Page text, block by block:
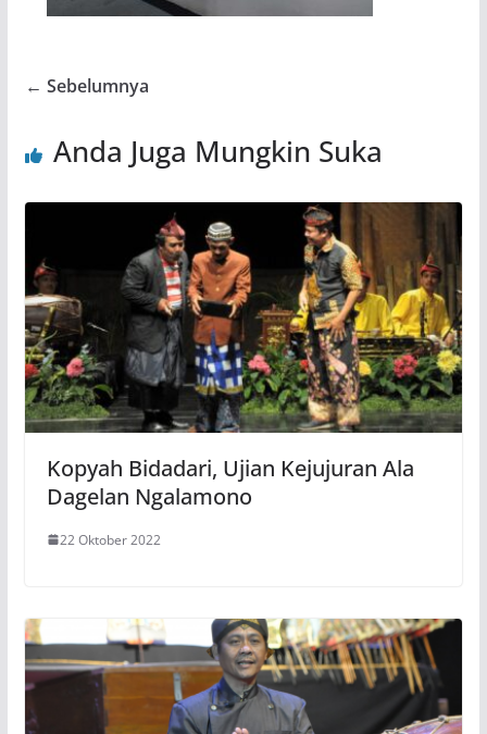
← Sebelumnya
Anda Juga Mungkin Suka
Kopyah Bidadari, Ujian Kejujuran Ala
Dagelan Ngalamono
22 Oktober 2022